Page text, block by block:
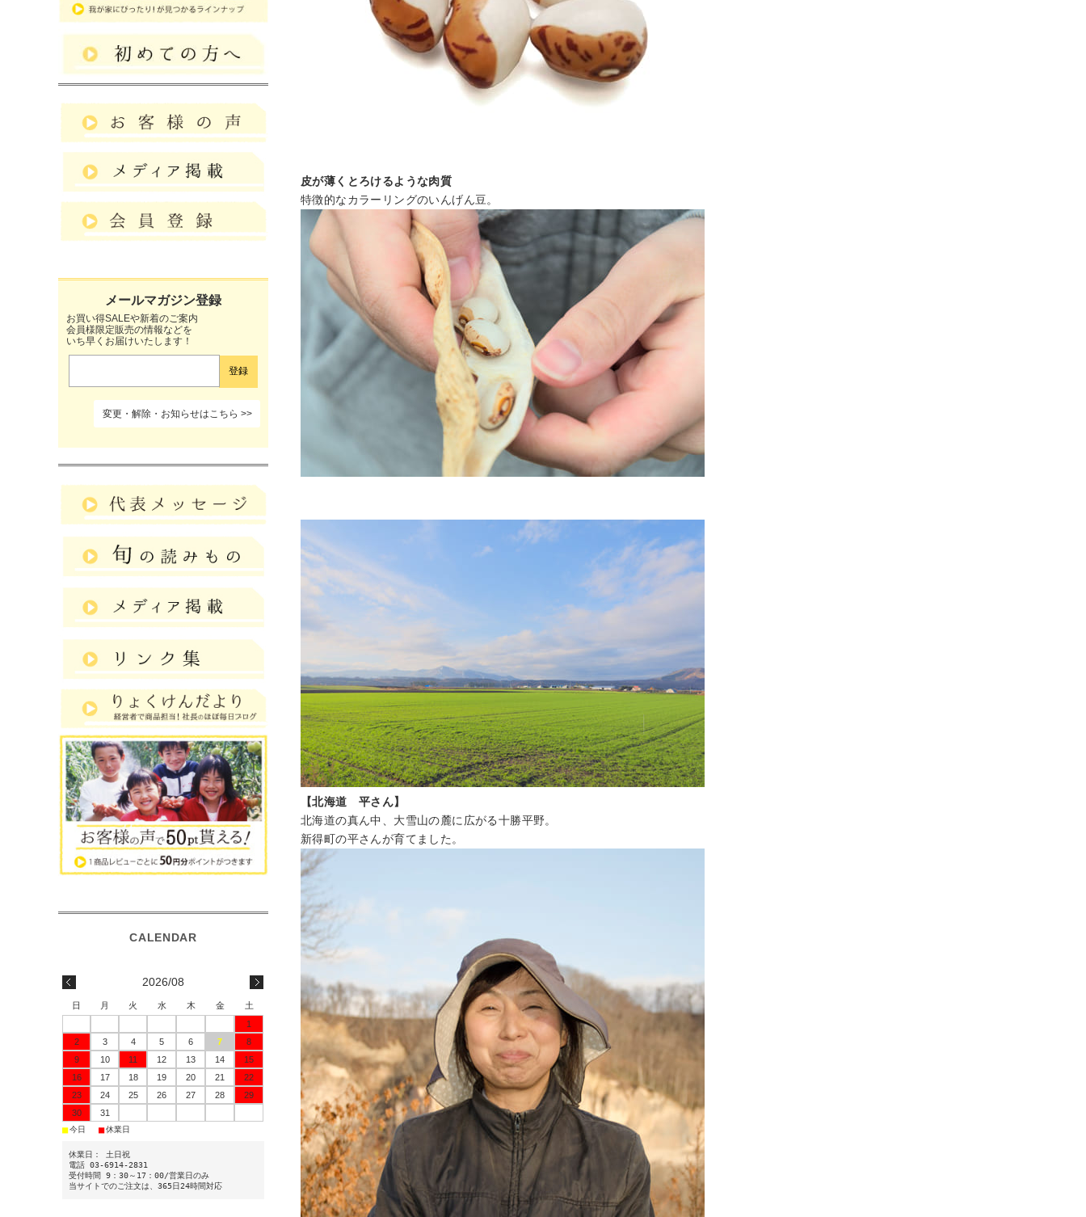
皮が薄くとろけるような肉質
特徴的なカラーリングのいんげん豆。
【北海道 平さん】
北海道の真ん中、大雪山の麓に広がる十勝平野。
新得町の平さんが育てました。
お買い得SALEや新着のご案内
会員様限定販売の情報などを
いち早くお届けいたします！
変更・解除・お知らせはこちら
2026/08
日 月 火 水 木 金
土
1
2
3 4 5 6 7
8
9
10 11 12 13 14
15
16
17 18 19 20 21
22
23
24 25 26 27 28
29
30
31
■今日 ■休業日
休業日： 土日祝
電話 03-6914-2831
受付時間 9：30～17：00/営業日のみ
当サイトでのご注文は、365日24時間対応